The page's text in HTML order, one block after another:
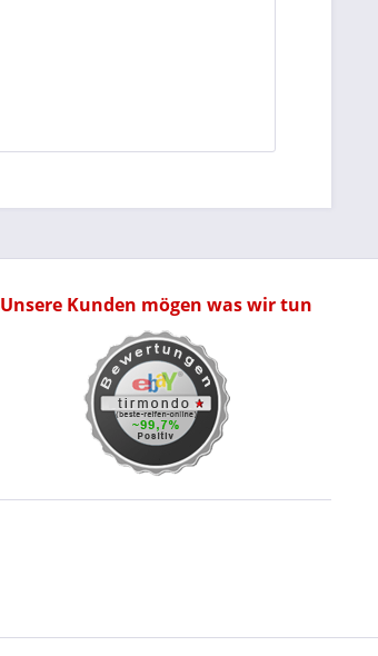
Unsere Kunden mögen was wir tun